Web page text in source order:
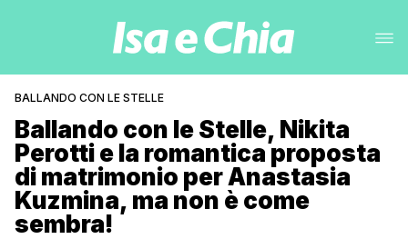
BALLANDO CON LE STELLE
Ballando con le Stelle, Nikita
Perotti e la romantica proposta
di matrimonio per Anastasia
Kuzmina, ma non è come
sembra!